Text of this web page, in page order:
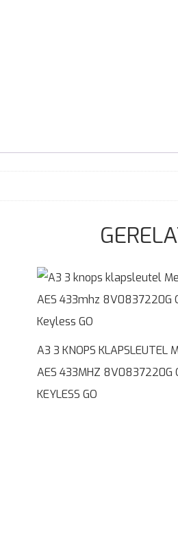
A3 3 KNOPS KLAPSLEUTEL
AES 433MHZ 8V0837220G
KEYLESS GO